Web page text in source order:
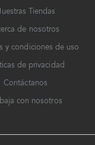
Tiendas
de nosotros
y condiciones de uso
de privacidad
Contáctanos
con nosotros